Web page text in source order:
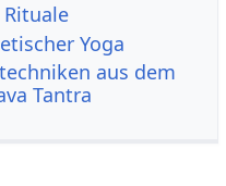
Yoga
aus dem
Tantra